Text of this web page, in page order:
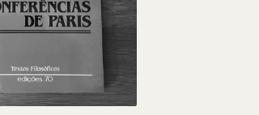
7,50 €